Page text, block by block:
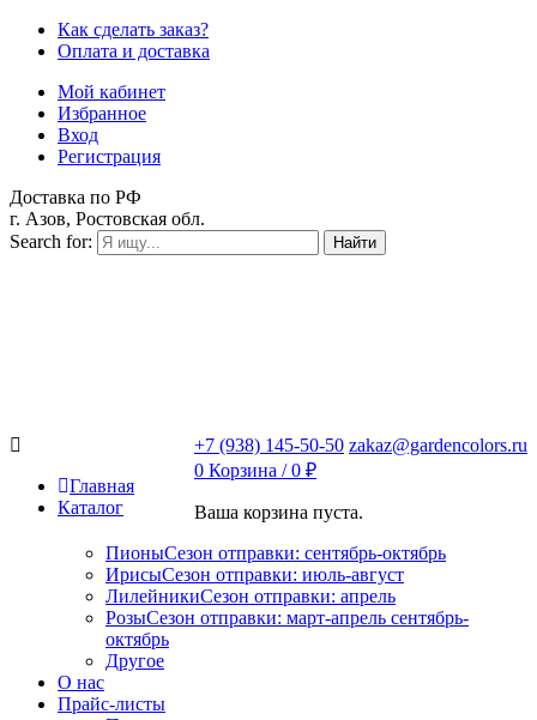
Как сделать заказ?
Оплата и доставка
Мой кабинет
Избранное
Вход
Регистрация
Доставка по РФ
г. Азов, Ростовская обл.
Search for:
Найти
+7 (938) 145-50-50 zakaz@gardencolors.ru
0 Корзина /0 ₽
Ваша корзина пуста.
Главная
Каталог
ПионыСезон отправки: сентябрь-октябрь
ИрисыСезон отправки: июль-август
ЛилейникиСезон отправки: апрель
РозыСезон отправки: март-апрель сентябрь-
октябрь
Другое
О нас
Прайс-листы